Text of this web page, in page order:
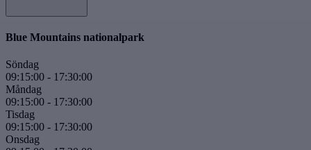
Blue Mountains nationalpark
Söndag
09:15:00 - 17:30:00
Måndag
09:15:00 - 17:30:00
Tisdag
09:15:00 - 17:30:00
Onsdag